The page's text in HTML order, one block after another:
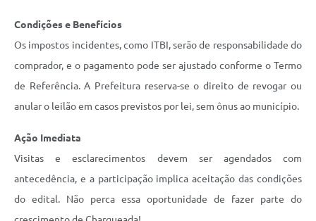
Condições e Benefícios
Os impostos incidentes, como ITBI, serão de responsabilidade do
comprador, e o pagamento pode ser ajustado conforme o Termo
de Referência. A Prefeitura reserva-se o direito de revogar ou
anular o leilão em casos previstos por lei, sem ônus ao município.
Ação Imediata
Visitas e esclarecimentos devem ser agendados com
antecedência, e a participação implica aceitação das condições
do edital. Não perca essa oportunidade de fazer parte do